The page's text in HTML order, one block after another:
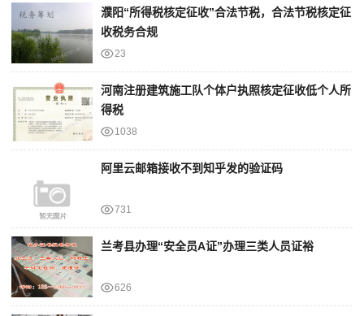
濮阳“所得税核定征收”合法节税，合法节税核定征
收税务合规
23
河南注册建筑施工队个体户执照核定征收低个人所
得税
1038
阿里云邮箱接收不到知乎发的验证码
731
兰考县办理“安全员A证”办理三类人员证裕
626